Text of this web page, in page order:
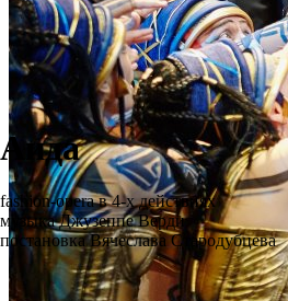
Аида
fashion-opera в 4-х действиях
музыка Джузеппе Верди
постановка Вячеслава Стародубцева